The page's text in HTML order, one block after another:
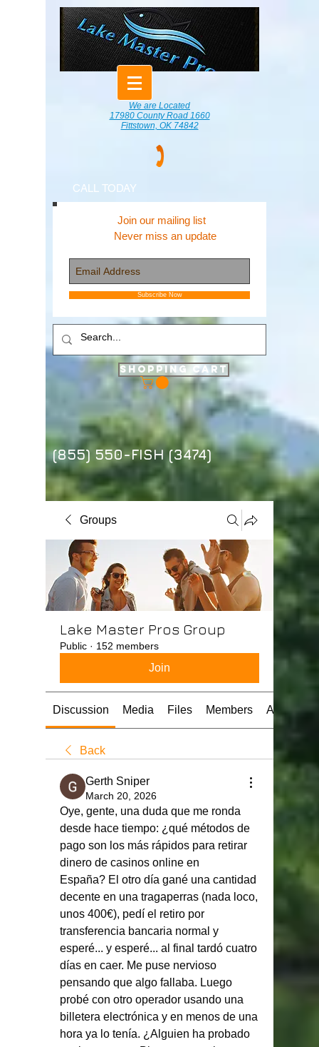
We are Located
17980 County Road 1660
Fittstown, OK 74842
CALL TODAY
Join our mailing list
Never miss an update
Subscribe Now
Shopping Cart
(855) 550-FISH (3474)
Groups
Lake Master Pros Group
Public · 152 members
Join
Discussion Media Files Members About
Back
Gerth Sniper
March 20, 2026
Oye, gente, una duda que me ronda
desde hace tiempo: ¿qué métodos de
pago son los más rápidos para retirar
dinero de casinos online en
España? El otro día gané una cantidad
decente en una tragaperras (nada loco,
unos 400€), pedí el retiro por
transferencia bancaria normal y
esperé... y esperé... al final tardó cuatro
días en caer. Me puse nervioso
pensando que algo fallaba. Luego
probé con otro operador usando una
billetera electrónica y en menos de una
hora ya lo tenía. ¿Alguien ha probado